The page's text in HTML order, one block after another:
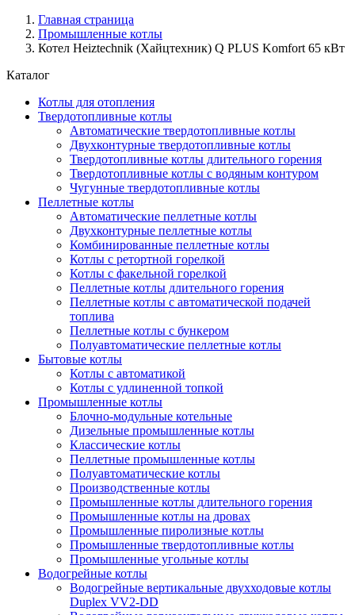
Главная страница
Промышленные котлы
Котел Heiztechnik (Хайцтехник) Q PLUS Komfort 65 кВт
Каталог
Котлы для отопления
Твердотопливные котлы
Автоматические твердотопливные котлы
Двухконтурные твердотопливные котлы
Твердотопливные котлы длительного горения
Твердотопливные котлы с водяным контуром
Чугунные твердотопливные котлы
Пеллетные котлы
Автоматические пеллетные котлы
Двухконтурные пеллетные котлы
Комбинированные пеллетные котлы
Котлы с ретортной горелкой
Котлы с факельной горелкой
Пеллетные котлы длительного горения
Пеллетные котлы с автоматической подачей
топлива
Пеллетные котлы с бункером
Полуавтоматические пеллетные котлы
Бытовые котлы
Котлы с автоматикой
Котлы с удлиненной топкой
Промышленные котлы
Блочно-модульные котельные
Дизельные промышленные котлы
Классические котлы
Пеллетные промышленные котлы
Полуавтоматические котлы
Производственные котлы
Промышленные котлы длительного горения
Промышленные котлы на дровах
Промышленные пиролизные котлы
Промышленные твердотопливные котлы
Промышленные угольные котлы
Водогрейные котлы
Водогрейные вертикальные двухходовые котлы
Duplex VV2-DD